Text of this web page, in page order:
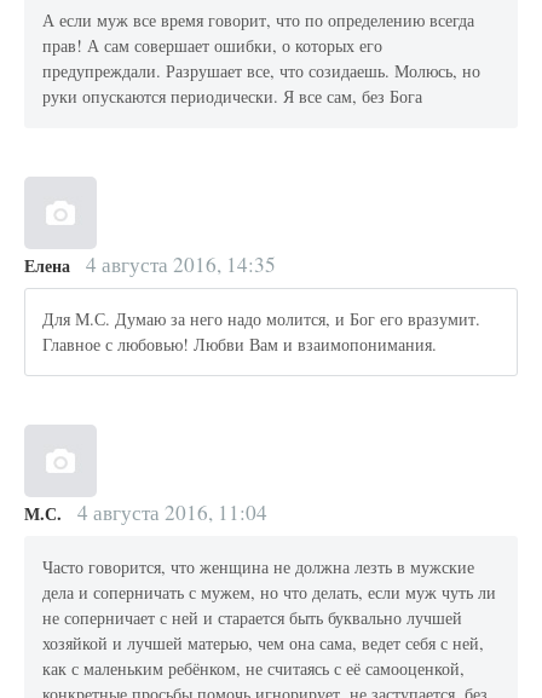
А если муж все время говорит, что по определению всегда
прав! А сам совершает ошибки, о которых его
предупреждали. Разрушает все, что созидаешь. Молюсь, но
руки опускаются периодически. Я все сам, без Бога
Елена 4 августа 2016, 14:35
Для М.С. Думаю за него надо молится, и Бог его вразумит.
Главное с любовью! Любви Вам и взаимопонимания.
М.С. 4 августа 2016, 11:04
Часто говорится, что женщина не должна лезть в мужские
дела и соперничать с мужем, но что делать, если муж чуть ли
не соперничает с ней и старается быть буквально лучшей
хозяйкой и лучшей матерью, чем она сама, ведет себя с ней,
как с маленьким ребёнком, не считаясь с её самооценкой,